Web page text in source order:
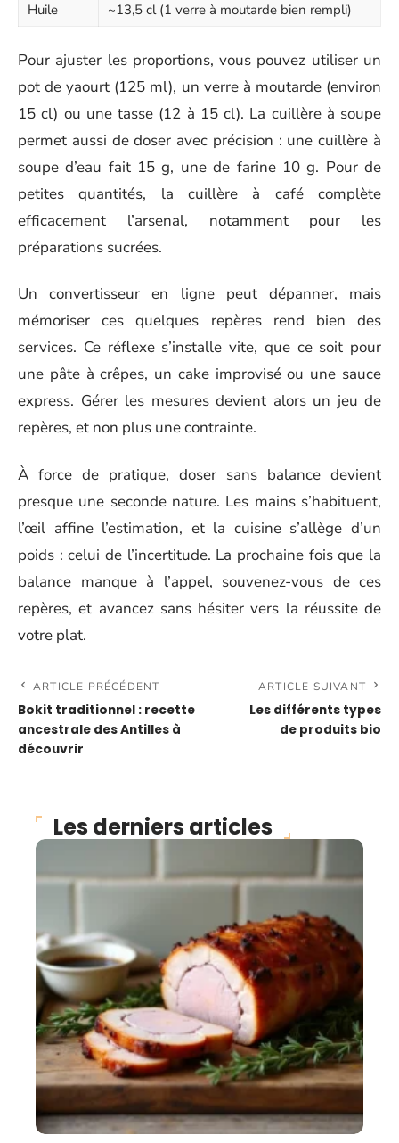
Huile
~13,5 cl (1 verre à moutarde bien rempli)
Pour ajuster les proportions, vous pouvez utiliser un
pot de yaourt (125 ml), un verre à moutarde (environ
15 cl) ou une tasse (12 à 15 cl). La cuillère à soupe
permet aussi de doser avec précision : une cuillère à
soupe d’eau fait 15 g, une de farine 10 g. Pour de
petites quantités, la cuillère à café complète
efficacement l’arsenal, notamment pour les
préparations sucrées.
Un convertisseur en ligne peut dépanner, mais
mémoriser ces quelques repères rend bien des
services. Ce réflexe s’installe vite, que ce soit pour
une pâte à crêpes, un cake improvisé ou une sauce
express. Gérer les mesures devient alors un jeu de
repères, et non plus une contrainte.
À force de pratique, doser sans balance devient
presque une seconde nature. Les mains s’habituent,
l’œil affine l’estimation, et la cuisine s’allège d’un
poids : celui de l’incertitude. La prochaine fois que la
balance manque à l’appel, souvenez-vous de ces
repères, et avancez sans hésiter vers la réussite de
votre plat.
ARTICLE PRÉCÉDENT
Bokit traditionnel : recette
ancestrale des Antilles à
découvrir
ARTICLE SUIVANT
Les différents types
de produits bio
Les derniers articles